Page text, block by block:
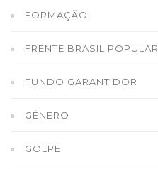
FORMAÇÃO
FRENTE BRASIL POPULAR
FUNDO GARANTIDOR
GÊNERO
GOLPE